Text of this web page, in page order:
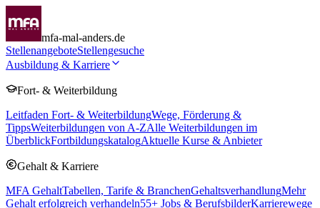
mfa-mal-anders.de
StellenangeboteStellengesuche
Ausbildung & Karriere
Fort- & Weiterbildung
Leitfaden Fort- & WeiterbildungWege, Förderung &
TippsWeiterbildungen von A-ZAlle Weiterbildungen im
ÜberblickFortbildungskatalogAktuelle Kurse & Anbieter
Gehalt & Karriere
MFA GehaltTabellen, Tarife & BranchenGehaltsverhandlungMehr
Gehalt erfolgreich verhandeln55+ Jobs & BerufsbilderKarrierewege